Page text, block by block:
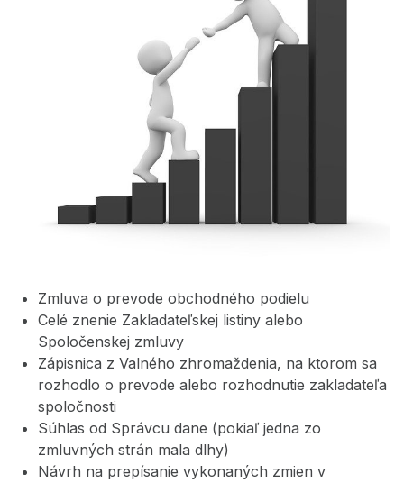
Zmluva o prevode obchodného podielu
Celé znenie Zakladateľskej listiny alebo
Spoločenskej zmluvy
Zápisnica z Valného zhromaždenia, na ktorom sa
rozhodlo o prevode alebo rozhodnutie zakladateľa
spoločnosti
Súhlas od Správcu dane (pokiaľ jedna zo
zmluvných strán mala dlhy)
Návrh na prepísanie vykonaných zmien v